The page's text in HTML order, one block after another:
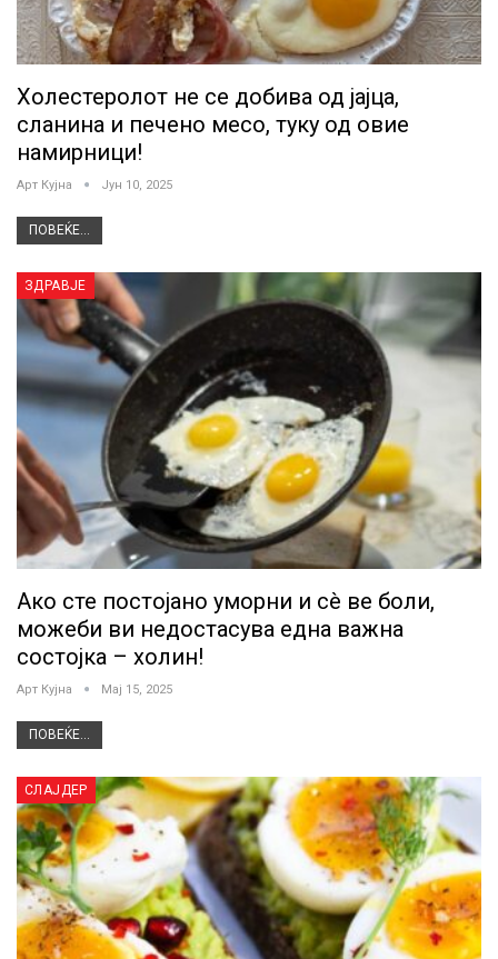
Холестеролот не се добива од јајца,
сланина и печено месо, туку од овие
намирници!
Арт Кујна Јун 10, 2025
ПОВЕЌЕ...
ЗДРАВЈЕ
Ако сте постојано уморни и сè ве боли,
можеби ви недостасува една важна
состојка – холин!
Арт Кујна Мај 15, 2025
ПОВЕЌЕ...
СЛАЈДЕР